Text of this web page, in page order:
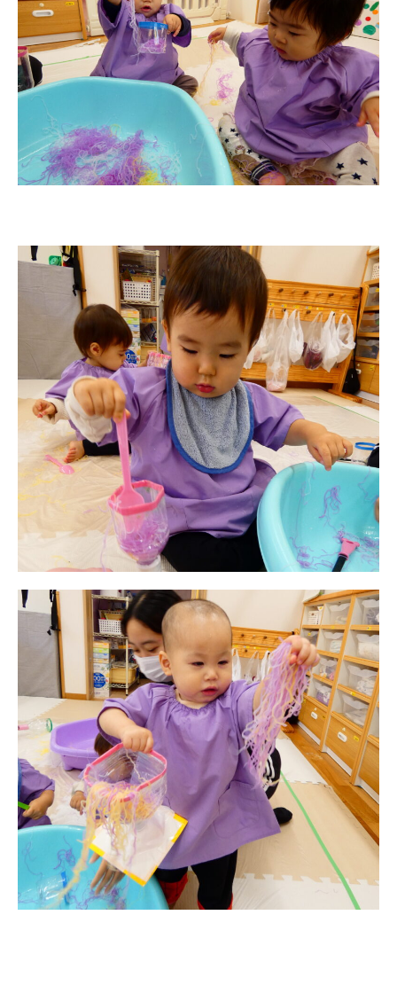
お知らせ
今日の幼稚園
教職員募集
園のこと
園舎案内
安⼼・安全対策
給⾷
課外教室
理事長のことば
教育と保育
美⽊多幼稚園の理想
園の1⽇
年間⾏事
預かり保育［ヒラソル ]
美⽊多チコス
美⽊多チコスについて
美⽊多チコスブログ
未就園児クラス
0歳親子登園［マカロンクラス ]
1歳・2歳親子登園［マリポサクラ
ス ]